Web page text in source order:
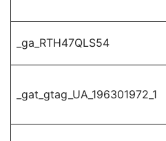
_ga_RTH47QLS54
_gat_gtag_UA_196301972_1